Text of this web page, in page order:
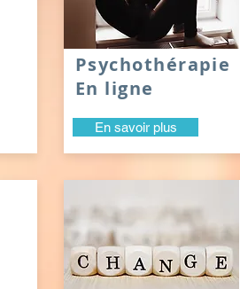
En savoir plus
Psychothérapie
En ligne